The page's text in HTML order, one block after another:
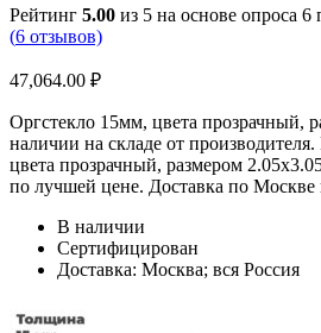
Рейтинг 5.00 из 5 на основе опроса 6
(6 отзывов)
47,064.00 ₽
Оргстекло 15мм, цвета прозрачный,
наличии на складе от
цвета прозрачный, размером
по лучшей цене. Доставка по Москве
В наличии
Сертифицирован
Доставка: Москва; вся Россия